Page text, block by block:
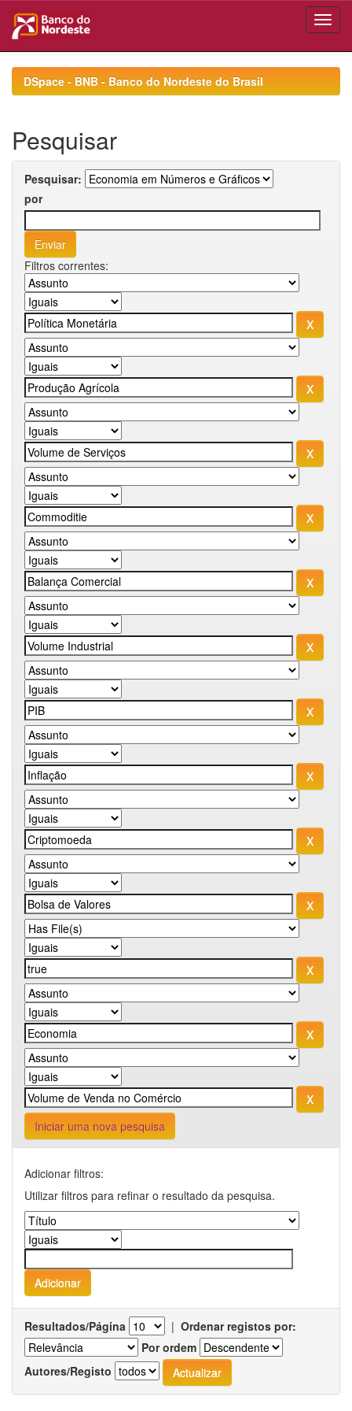
navigationDSpace - BNB - Banco do Nordeste do Brasil
Pesquisar
Pesquisar:
por
Filtros correntes:
Iniciar uma nova pesquisa
Adicionar filtros:
Utilizar filtros para refinar o resultado da pesquisa.
Resultados/Página | Ordenar registos por:
Por ordem
Autores/Registo